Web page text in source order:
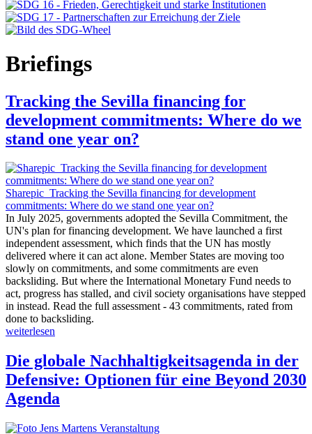
Briefings
Tracking the Sevilla financing for
development commitments: Where do we
stand one year on?
Sharepic_Tracking the Sevilla financing for development
commitments: Where do we stand one year on?
In July 2025, governments adopted the Sevilla Commitment, the
UN's plan for financing development. We have launched a first
independent assessment, which finds that the UN has mostly
delivered where it can act alone. Member States are moving too
slowly on commitments, and some commitments are even
backsliding. But where the International Monetary Fund needs to
act, progress has stalled, and civil society organisations have stepped
in instead. Read the full assessment - 43 commitments, rated from
done to backsliding.
weiterlesen
Die globale Nachhaltigkeitsagenda in der
Defensive: Optionen für eine Beyond 2030
Agenda